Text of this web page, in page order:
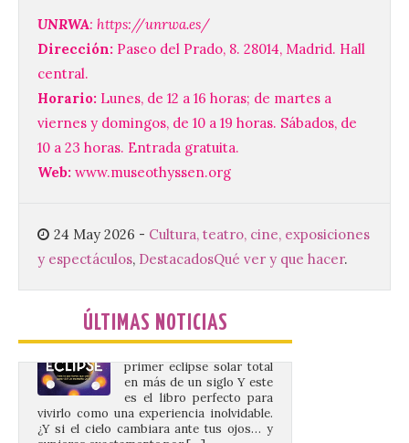
UNRWA: https://unrwa.es/
Dirección: Paseo del Prado, 8. 28014, Madrid. Hall
central.
Horario: Lunes, de 12 a 16 horas; de martes a
viernes y domingos, de 10 a 19 horas. Sábados, de
10 a 23 horas. Entrada gratuita.
Web: www.museothyssen.org
24 May 2026 - Cultura, teatro, cine, exposiciones
y espectáculos, DestacadosQué ver y que hacer.
ÚLTIMAS NOTICIAS
Edition, una nueva cita
musical de las fiestas
patronales. El salón de plenos del
Ayuntamiento de La Bañeza acogió el 4 de
agosto la presentación oficial del Brujería
Fest Summer […]
El gran libro del eclipse
Este verano llega a la
en más de un siglo Y este
es el libro perfecto para
vivirlo como una experiencia inolvidable.
¿Y si el cielo cambiara ante tus ojos… y
supieras exactamente por […]